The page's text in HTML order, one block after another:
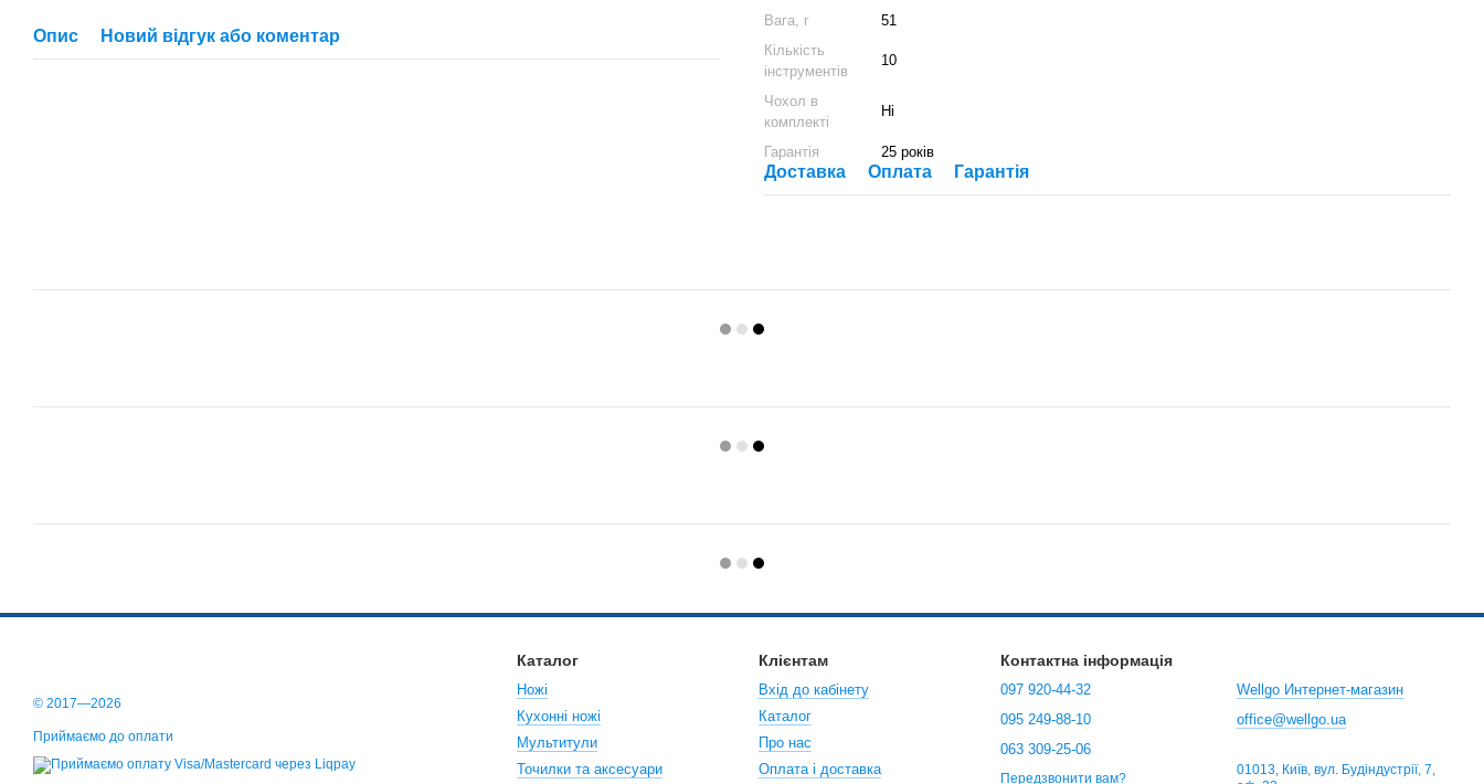
Опис Новий відгук або коментар
Вага, г
51
Кількість
інструментів
10
Чохол в
комплекті
Ні
Гарантія 25 років
Доставка Оплата Гарантія
© 2017—2026
Приймаємо до оплати
Каталог
Ножі
Кухонні ножі
Мультитули
Точилки та аксесуари
Клієнтам
Вхід до кабінету
Каталог
Про нас
Оплата і доставка
Контактна інформація
097 920-44-32
095 249-88-10
063 309-25-06
Передзвонити вам?
Wellgo Интернет-магазин
office@wellgo.ua
01013, Київ, вул. Будіндустрії, 7,